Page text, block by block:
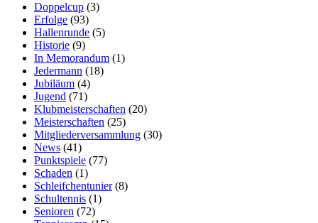
Doppelcup (3)
Erfolge (93)
Hallenrunde (5)
Historie (9)
In Memorandum (1)
Jedermann (18)
Jubiläum (4)
Jugend (71)
Klubmeisterschaften (20)
Meisterschaften (25)
Mitgliederversammlung (30)
News (41)
Punktspiele (77)
Schaden (1)
Schleifchentunier(8)
Schultennis (1)
Senioren (72)